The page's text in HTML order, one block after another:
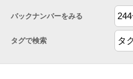
バックナンバーをみる
タグで検索